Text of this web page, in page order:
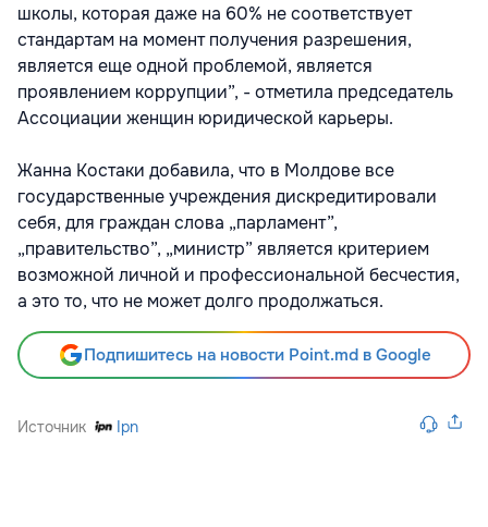
школы, которая даже на 60% не соответствует
стандартам на момент получения разрешения,
является еще одной проблемой, является
проявлением коррупции”, - отметила председатель
Ассоциации женщин юридической карьеры.
Жанна Костаки добавила, что в Молдове все
государственные учреждения дискредитировали
себя, для граждан слова „парламент”,
„правительство”, „министр” является критерием
возможной личной и профессиональной бесчестия,
а это то, что не может долго продолжаться.
Подпишитесь на новости Point.md в Google
Источник Ipn